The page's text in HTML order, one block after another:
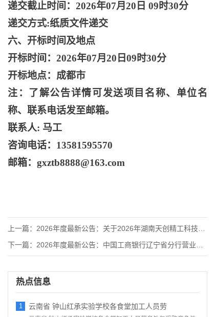
递交截止时间： 2026年07月20日 09时30分
递交方式:纸质文件递交
六、开标时间及地点
开标时间： 2026年07月20日09时30分
开标地点：成都市
注：了解公告详情可发送项目名称、单位名
称、联系电话发至邮箱。
联系人: 马工
咨询电话： 13581595570
邮箱： gxztb8888@163.com
上一篇： 2026年度最新公告：关于2026年湖南天创精工科技有限公司
下一篇： 2026年度最新公告：中国工商银行辽宁省分行营业及办公用房装
热点信息
1 云南省 钟山红承实验学校各食堂加工人员劳